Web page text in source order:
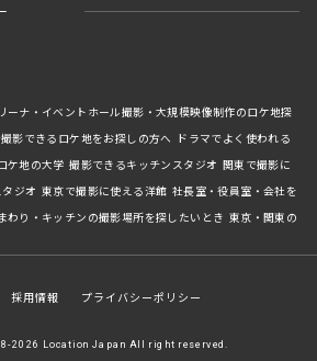
ーナ・イベントホール撮影・大規模映像制作のロケ地探
影できるロケ地をお探しの方へ ドラマでよく使われる
ケ地の大学 撮影できるキッチンスタジオ 関東で撮影に
ジオ 東京で撮影に使える洋館 社長室・役員室・会社を
わり・キッチンの撮影場所を探したいとき 東京・関東の
採用情報 プライバシーポリシー
2026 Location Japan All right reserved.